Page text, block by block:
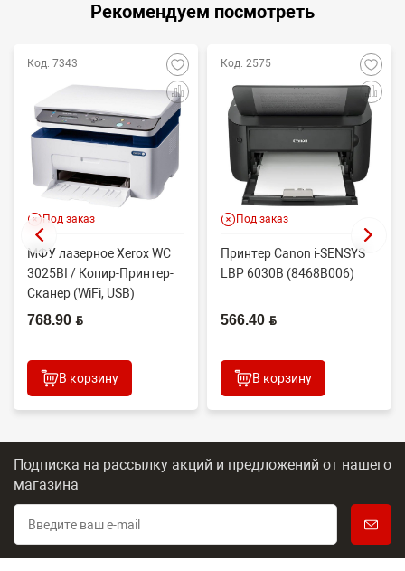
Рекомендуем посмотреть
Код: 7343
Под заказ
МФУ лазерное Xerox WC
3025BI / Копир-Принтер-
Сканер (WiFi, USB)
768.90 BYN
В корзину
Код: 2575
Под заказ
Принтер Canon i-SENSYS
LBP 6030B (8468B006)
566.40 BYN
В корзину
Подписка на рассылку акций и предложений от нашего
магазина